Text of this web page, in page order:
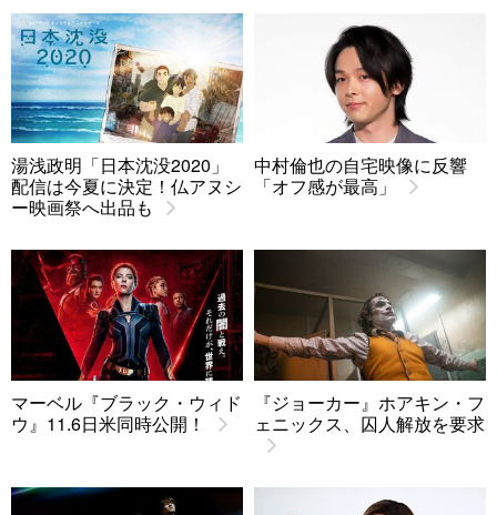
湯浅政明「日本沈没2020」
配信は今夏に決定！仏アヌシ
ー映画祭へ出品も
中村倫也の自宅映像に反響
「オフ感が最高」
マーベル『ブラック・ウィド
ウ』11.6日米同時公開！
『ジョーカー』ホアキン・フ
ェニックス、囚人解放を要求